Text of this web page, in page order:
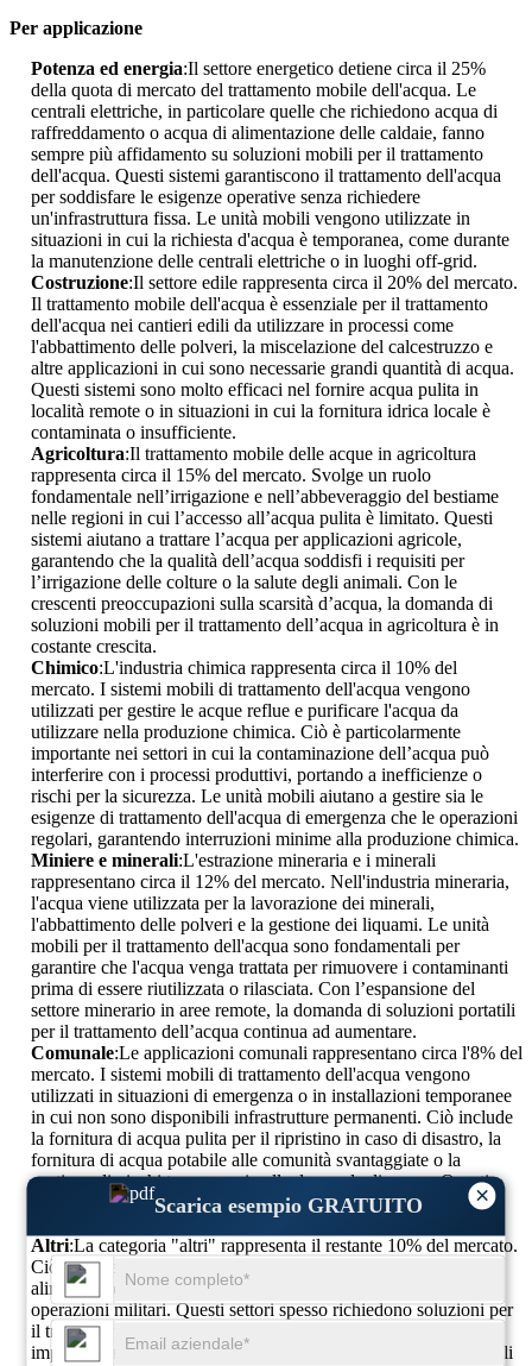
×
Scarica esempio GRATUITO
Per applicazione
Potenza ed energia:Il settore energetico detiene circa il 25%
della quota di mercato del trattamento mobile dell'acqua. Le
centrali elettriche, in particolare quelle che richiedono acqua di
raffreddamento o acqua di alimentazione delle caldaie, fanno
sempre più affidamento su soluzioni mobili per il trattamento
dell'acqua. Questi sistemi garantiscono il trattamento dell'acqua
per soddisfare le esigenze operative senza richiedere
un'infrastruttura fissa. Le unità mobili vengono utilizzate in
situazioni in cui la richiesta d'acqua è temporanea, come durante
la manutenzione delle centrali elettriche o in luoghi off-grid.
Costruzione:Il settore edile rappresenta circa il 20% del mercato.
Il trattamento mobile dell'acqua è essenziale per il trattamento
dell'acqua nei cantieri edili da utilizzare in processi come
l'abbattimento delle polveri, la miscelazione del calcestruzzo e
altre applicazioni in cui sono necessarie grandi quantità di acqua.
Questi sistemi sono molto efficaci nel fornire acqua pulita in
località remote o in situazioni in cui la fornitura idrica locale è
contaminata o insufficiente.
Agricoltura:Il trattamento mobile delle acque in agricoltura
rappresenta circa il 15% del mercato. Svolge un ruolo
fondamentale nell’irrigazione e nell’abbeveraggio del bestiame
nelle regioni in cui l’accesso all’acqua pulita è limitato. Questi
sistemi aiutano a trattare l’acqua per applicazioni agricole,
garantendo che la qualità dell’acqua soddisfi i requisiti per
l’irrigazione delle colture o la salute degli animali. Con le
crescenti preoccupazioni sulla scarsità d’acqua, la domanda di
soluzioni mobili per il trattamento dell’acqua in agricoltura è in
costante crescita.
Chimico:L'industria chimica rappresenta circa il 10% del
mercato. I sistemi mobili di trattamento dell'acqua vengono
utilizzati per gestire le acque reflue e purificare l'acqua da
utilizzare nella produzione chimica. Ciò è particolarmente
importante nei settori in cui la contaminazione dell’acqua può
interferire con i processi produttivi, portando a inefficienze o
rischi per la sicurezza. Le unità mobili aiutano a gestire sia le
esigenze di trattamento dell'acqua di emergenza che le operazioni
regolari, garantendo interruzioni minime alla produzione chimica.
Miniere e minerali:L'estrazione mineraria e i minerali
rappresentano circa il 12% del mercato. Nell'industria mineraria,
l'acqua viene utilizzata per la lavorazione dei minerali,
l'abbattimento delle polveri e la gestione dei liquami. Le unità
mobili per il trattamento dell'acqua sono fondamentali per
garantire che l'acqua venga trattata per rimuovere i contaminanti
prima di essere riutilizzata o rilasciata. Con l’espansione del
settore minerario in aree remote, la domanda di soluzioni portatili
per il trattamento dell’acqua continua ad aumentare.
Comunale:Le applicazioni comunali rappresentano circa l'8% del
mercato. I sistemi mobili di trattamento dell'acqua vengono
utilizzati in situazioni di emergenza o in installazioni temporanee
in cui non sono disponibili infrastrutture permanenti. Ciò include
la fornitura di acqua pulita per il ripristino in caso di disastro, la
fornitura di acqua potabile alle comunità svantaggiate o la
gestione di picchi temporanei nella domanda di acqua. Questi
sistemi sono altamente efficaci nelle aree urbane soggette a
Altri:La categoria "altri" rappresenta il restante 10% del mercato.
Ciò include applicazioni specializzate in settori quali quello
alimentare e delle bevande, farmaceutico e persino nelle
operazioni militari. Questi settori spesso richiedono soluzioni per
il trattamento dell’acqua che possano essere facilmente
implementate in ambienti difficili, rendendo le unità mobili ideali